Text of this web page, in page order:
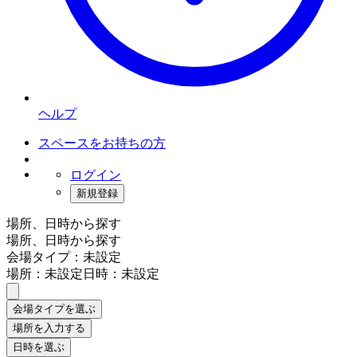
ヘルプ
スペースをお持ちの方
ログイン
新規登録
場所、日時から探す
場所、日時から探す
会場タイプ：未設定
場所：未設定日時：未設定
会場タイプを選ぶ
場所を入力する
日時を選ぶ